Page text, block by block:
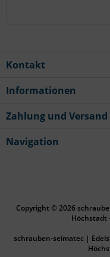
Kontakt
Informationen
Zahlung und Versand
Navigation
Copyright © 2026
Höchstadt
schrauben-seimatec |